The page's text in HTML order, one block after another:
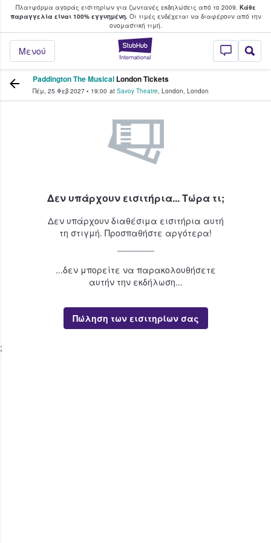
Πλατφόρμα αγοράς εισιτηρίων για ζωντανές εκδηλώσεις από το 2009. Κάθε
παραγγελία είναι 100% εγγυημένη.Οι τιμές ενδέχεται να διαφέρουν από την
oνομαστική τιμή.
StubHub - Όπου
Μενού
φαν αγοράζουν και πουλούν
Paddington The Musical London Tickets
Πέμ, 25 Φεβ 2027 • 19:00 at Savoy Theatre, London, London
Δεν υπάρχουν εισιτήρια... Τώρα τι;
Δεν υπάρχουν διαθέσιμα εισιτήρια αυτή
τη στιγμή. Προσπαθήστε αργότερα!
...δεν μπορείτε να παρακολουθήσετε
αυτήν την εκδήλωση...
Πώληση των εισιτηρίων σας
;